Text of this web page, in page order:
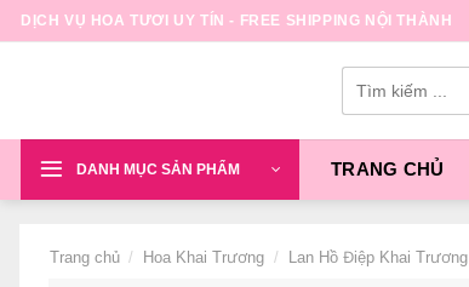
Skip
to
DỊCH VỤ HOA TƯƠI UY TÍN - FREE SHIPPING NỘI THÀNH
DANH MỤC SẢN PHẨM TRANG CHỦ
Trang chủ / Hoa Khai Trương / Lan Hồ Điệp Khai Trương